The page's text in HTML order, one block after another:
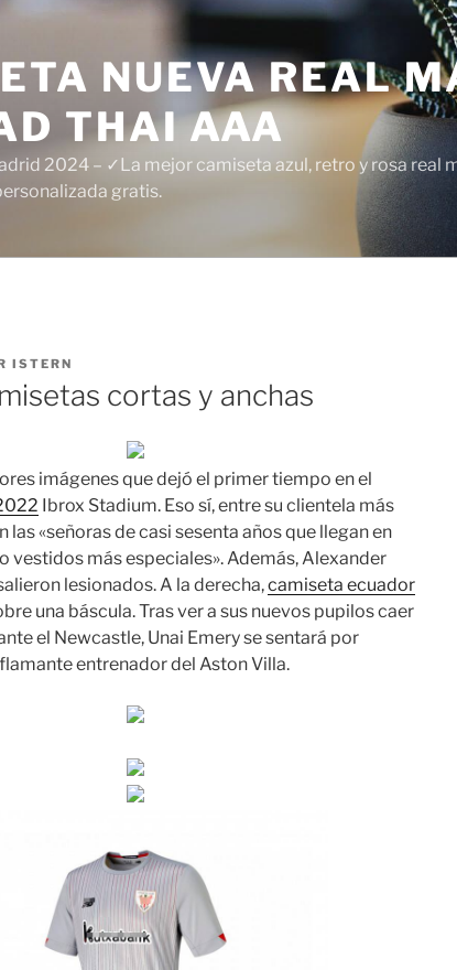
NUEVA REAL
THAI AAA
2024 – ✓La mejor camiseta azul, retro y rosa real
gratis.
ISTERN
cortas y anchas
imágenes que dejó el primer tiempo en el
Ibrox Stadium. Eso sí, entre su clientela más
las «señoras de casi sesenta años que llegan en
vestidos más especiales». Además, Alexander
lesionados. A la derecha,camiseta ecuador
una báscula. Tras ver a sus nuevos pupilos caer
el Newcastle, Unai Emery se sentará por
entrenador del Aston Villa.